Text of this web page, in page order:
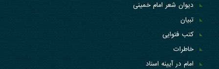
دیوان شعر امام خمینی
تبیان
کتب فتوایی
خاطرات
امام در آیینه اسناد